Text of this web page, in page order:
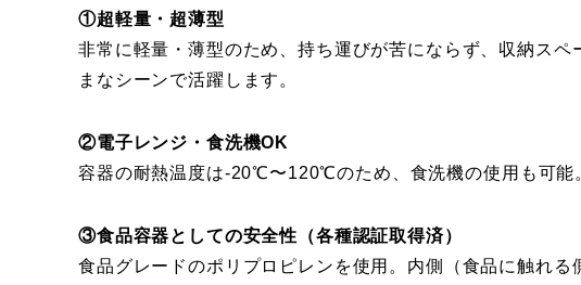
①超軽量・超薄型
非常に軽量・薄型のため、持ち運びが苦にならず、収納ス
まなシーンで活躍します。
②電子レンジ・食洗機OK
容器の耐熱温度は-20℃〜120℃のため、食洗機の使用も可能
③食品容器としての安全性（各種認証取得済）
食品グレードのポリプロピレンを使用。内側（食品に触れ